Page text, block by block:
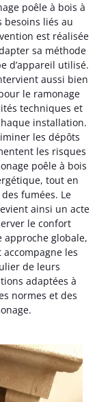
poêle à bois à
besoins liés au
est réalisée
sa méthode
d’appareil utilisé.
aussi bien
le ramonage
techniques et
installation.
les dépôts
les risques
poêle à bois
tout en
fumées. Le
ainsi un acte
le confort
approche globale,
les
de leurs
adaptées à
normes et des